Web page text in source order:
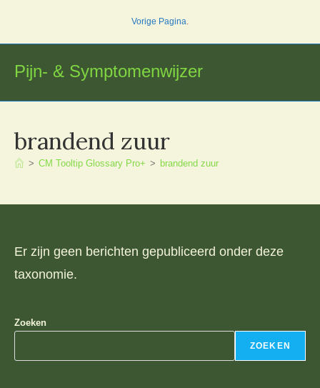
inhoud
Vorige Pagina.
Pijn- & Symptomenwijzer
brandend zuur
> CM Tooltip Glossary Pro+ > brandend zuur
Er zijn geen berichten gepubliceerd onder deze
taxonomie.
Zoeken
ZOEKEN